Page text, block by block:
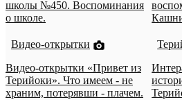
школы №450. Воспоминания
о школе.
Видео-открытки
Видео-открытки «Привет из
Терийоки». Что имеем - не
храним, потерявши - плачем.